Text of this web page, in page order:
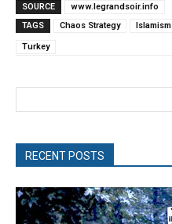
SOURCE
www.legrandsoir.info
TAGS
Chaos Strategy Islamism
Turkey
RECENT POSTS